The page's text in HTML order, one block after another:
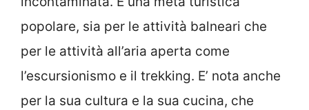
popolare, sia per le attività balneari che
per le attività all’aria aperta come
l’escursionismo e il trekking. E’ nota anche
per la sua cultura e la sua cucina, che